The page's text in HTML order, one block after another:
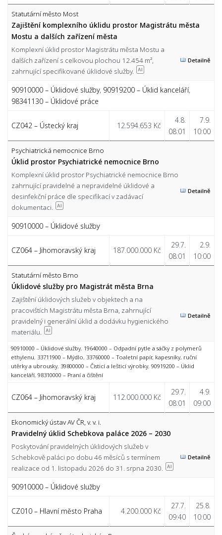
Statutární město Most
Zajištění komplexního úklidu prostor Magistrátu města
Mostu a dalších zařízení města
Komplexní úklid prostor Magistrátu města Mostu a
dalších zařízení s celkovou plochou 12.454 m²,
zahrnující specifikované úklidové služby.
AI
Detailně
90910000 – Úklidové služby, 90919200 – Úklid kanceláří,
98341130 – Úklidové práce
CZ042 – Ústecký kraj 12.594.653 Kč
4.8.
08:01
7.9.
10:00
Psychiatrická nemocnice Brno
Úklid prostor Psychiatrické nemocnice Brno
Komplexní úklid prostor Psychiatrické nemocnice Brno
zahrnující pravidelné a nepravidelné úklidové a
desinfekční práce dle specifikací v zadávací
dokumentaci.
AI
Detailně
90910000 – Úklidové služby
CZ064 – Jihomoravský kraj 187.000.000 Kč
29.7.
08:01
2.9.
10:00
Statutární město Brno
Úklidové služby pro Magistrát města Brna
Zajištění úklidových služeb v objektech a na
pracovištích Magistrátu města Brna, zahrnující
pravidelný i generální úklid a dodávku hygienického
materiálu.
AI
Detailně
90910000 – Úklidové služby, 19640000 – Odpadní pytle a sáčky z polymerů
ethylenu, 33711900 – Mýdlo, 33760000 – Toaletní papír, kapesníky, ruční
utěrky a ubrousky, 39800000 – Čisticí a lešticí výrobky, 90919200 – Úklid
kanceláří, 98310000 – Praní a čištění
CZ064 – Jihomoravský kraj 112.000.000 Kč
29.7.
08:01
4.9.
09:00
Ekonomický ústav AV ČR, v. v. i.
Pravidelný úklid Schebkova paláce 2026 – 2030
Poskytování pravidelných úklidových služeb v
Schebkově paláci po dobu 46 měsíců s termínem
realizace od 1. listopadu 2026 do 31. srpna 2030.
AI
Detailně
90910000 – Úklidové služby
CZ010 – Hlavní město Praha 4.200.000 Kč
27.7.
09:40
25.8.
10:00